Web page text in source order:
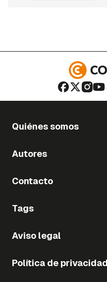
Quiénes somos
Autores
Contacto
Tags
Aviso legal
Política de privacidad